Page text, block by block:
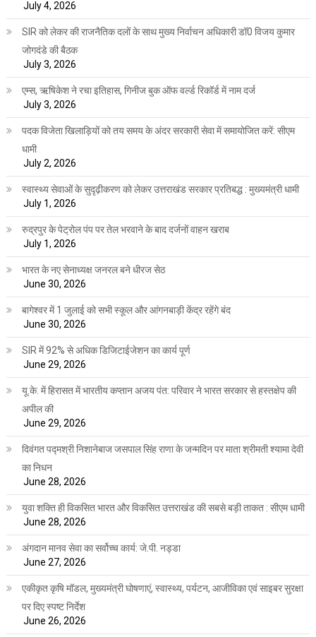
July 4, 2026
SIR को लेकर की राजनैतिक दलों के साथ मुख्य निर्वाचन अधिकारी डॉ0 विजय कुमार
जोगदंडे की बैठक
July 3, 2026
एम्स, ऋषिकेश ने रचा इतिहास, गिनीज बुक ऑफ वर्ल्ड रिकॉर्ड में नाम दर्ज
July 3, 2026
पदक विजेता खिलाड़ियों को तय समय के अंदर सरकारी सेवा में समायोजित करें: सीएम
धामी
July 2, 2026
स्वास्थ्य सेवाओं के सुदृढ़ीकरण को लेकर उत्तराखंड सरकार प्रतिबद्ध : मुख्यमंत्री धामी
July 1, 2026
रुद्रपुर के पेट्रोल पंप पर तेल भरवाने के बाद दर्जनों वाहन खराब
July 1, 2026
भारत के नए सेनाध्यक्ष जनरल बने धीरज सेठ
June 30, 2026
बागेश्वर में 1 जुलाई को सभी स्कूल और आंगनबाड़ी केंद्र रहेंगे बंद
June 30, 2026
SIR में 92% से अधिक डिजिटाईजेशन का कार्य पूर्ण
June 29, 2026
यू.के. में हिरासत में भारतीय कप्तान अजय पंत: परिवार ने भारत सरकार से हस्तक्षेप की
अपील की
June 29, 2026
दिवंगत पद्मश्री निशानेबाज जसपाल सिंह राणा के जन्मदिन पर माता श्रीमती श्यामा देवी
का निधन
June 28, 2026
युवा शक्ति ही विकसित भारत और विकसित उत्तराखंड की सबसे बड़ी ताकत : सीएम धामी
June 28, 2026
अंगदान मानव सेवा का सर्वोच्च कार्य: जे.पी. नड्डा
June 27, 2026
एकीकृत कृषि मॉडल, मुख्यमंत्री घोषणाएं, स्वास्थ्य, पर्यटन, आजीविका एवं साइबर सुरक्षा
पर दिए स्पष्ट निर्देश
June 26, 2026